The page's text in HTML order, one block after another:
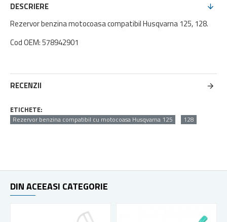
DESCRIERE
Rezervor benzina motocoasa compatibil Husqvarna 125, 128.
Cod OEM: 578942901
RECENZII
ETICHETE:
Rezervor benzina compatibil cu motocoasa Husqvarna 125 128
DIN ACEEASI CATEGORIE